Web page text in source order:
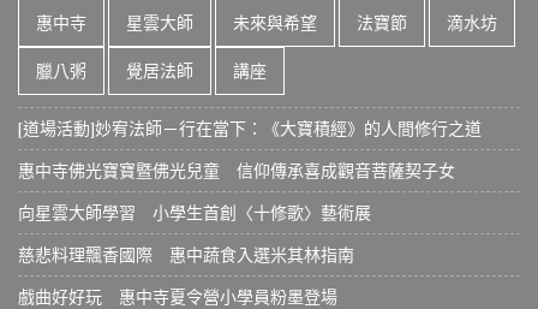
惠中寺 星雲大師 未來與希望 法寶節 滴水坊
臘八粥 覺居法師 講座
[道場活動]妙宥法師－行在當下：《大寶積經》的人間修行之道
惠中寺佛光寶寶暨佛光兒童 信仰傳承喜成觀音菩薩契子女
向星雲大師學習 小學生首創〈十修歌〉藝術展
慈悲料理飄香國際 惠中蔬食入選米其林指南
戲曲好好玩 惠中寺夏令營小學員粉墨登場